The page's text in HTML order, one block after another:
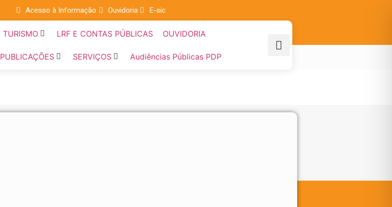
Acesso à Informação Ouvidoria E-sic
TURISMO LRF E CONTAS PÚBLICAS OUVIDORIA
PUBLICAÇÕES SERVIÇOS Audiências Públicas PDP